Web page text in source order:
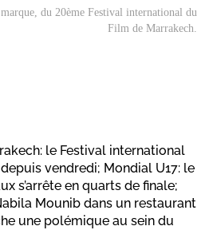
du 20ème Festival international du
Film de Marrakech.
le Festival international
vendredi; Mondial U17: le
s’arrête en quarts de finale;
Mounib dans un restaurant
une polémique au sein du